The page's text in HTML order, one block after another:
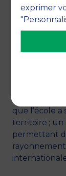
acteurs au
étudiants et
action sur
défend ».
que l’école
territoire ; un
permettant
exprimer